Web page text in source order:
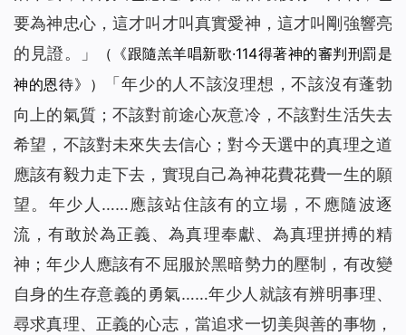
要為神忠心，這才叫才叫真實愛神，這才叫剛強響亮
的見證。
」
（《跟隨羔羊唱新歌·114得著神的審判刑罰是
神的恩待》）
「年少的人不該沒理想，不該沒有蓬勃
向上的氣質；不該對前途心灰意冷，不該對生活失去
希望，不該對未來失去信心；對今天選中的真理之道
應該有毅力走下去，實現自己為神花費花費一生的願
望。年少人……應該站住該有的立場，不應隨波逐
流，有敢於為正義、為真理奉獻、為真理拼搏的精
神；年少人應該有不屈服於黑暗勢力的壓制，有改變
自身的生存意義的勇氣……年少人就該有辨明事理、
尋求真理、正義的心志，當追求一切美與善的事物，